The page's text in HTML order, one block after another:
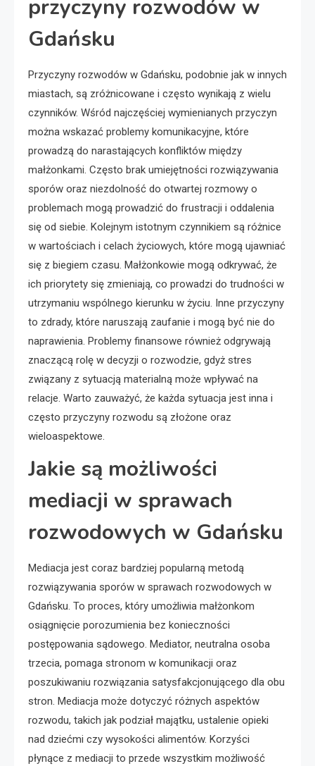
przyczyny rozwodów w
Gdańsku
Przyczyny rozwodów w Gdańsku, podobnie jak w innych
miastach, są zróżnicowane i często wynikają z wielu
czynników. Wśród najczęściej wymienianych przyczyn
można wskazać problemy komunikacyjne, które
prowadzą do narastających konfliktów między
małżonkami. Często brak umiejętności rozwiązywania
sporów oraz niezdolność do otwartej rozmowy o
problemach mogą prowadzić do frustracji i oddalenia
się od siebie. Kolejnym istotnym czynnikiem są różnice
w wartościach i celach życiowych, które mogą ujawniać
się z biegiem czasu. Małżonkowie mogą odkrywać, że
ich priorytety się zmieniają, co prowadzi do trudności w
utrzymaniu wspólnego kierunku w życiu. Inne przyczyny
to zdrady, które naruszają zaufanie i mogą być nie do
naprawienia. Problemy finansowe również odgrywają
znaczącą rolę w decyzji o rozwodzie, gdyż stres
związany z sytuacją materialną może wpływać na
relacje. Warto zauważyć, że każda sytuacja jest inna i
często przyczyny rozwodu są złożone oraz
wieloaspektowe.
Jakie są możliwości
mediacji w sprawach
rozwodowych w Gdańsku
Mediacja jest coraz bardziej popularną metodą
rozwiązywania sporów w sprawach rozwodowych w
Gdańsku. To proces, który umożliwia małżonkom
osiągnięcie porozumienia bez konieczności
postępowania sądowego. Mediator, neutralna osoba
trzecia, pomaga stronom w komunikacji oraz
poszukiwaniu rozwiązania satysfakcjonującego dla obu
stron. Mediacja może dotyczyć różnych aspektów
rozwodu, takich jak podział majątku, ustalenie opieki
nad dziećmi czy wysokości alimentów. Korzyści
płynące z mediacji to przede wszystkim możliwość